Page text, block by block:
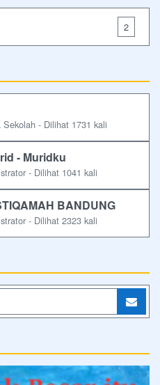
2
- Dilihat 1731 kali
- Muridku
- Dilihat 1041 kali
BANDUNG
- Dilihat 2323 kali